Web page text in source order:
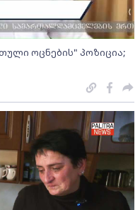
ოცნების" პოზიცია;